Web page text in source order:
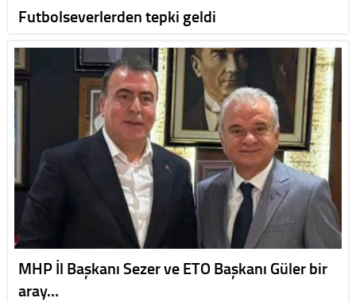
Futbolseverlerden tepki geldi
MHP İl Başkanı Sezer ve ETO Başkanı Güler bir
aray…